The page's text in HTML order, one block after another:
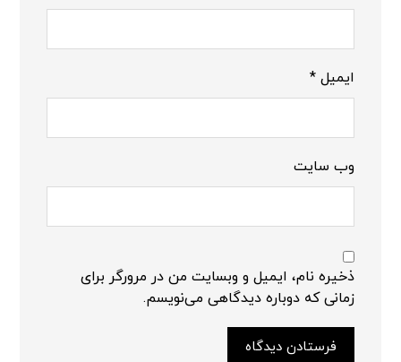
ایمیل*
وب‌ سایت
ذخیره نام، ایمیل و وبسایت من در مرورگر برای
زمانی که دوباره دیدگاهی می‌نویسم.
فرستادن دیدگاه